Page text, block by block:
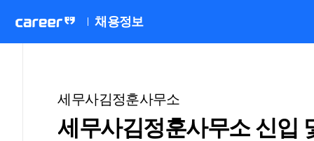
채용정보
세무사김정훈사무소
세무사김정훈사무소 신입